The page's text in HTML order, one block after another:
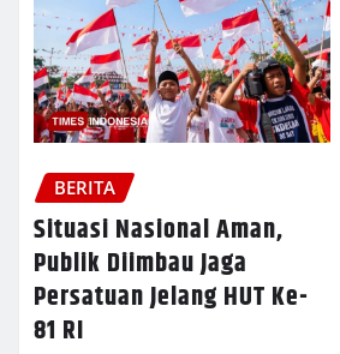
BERITA
Situasi Nasional Aman,
Publik Diimbau Jaga
Persatuan Jelang HUT Ke-
81 RI